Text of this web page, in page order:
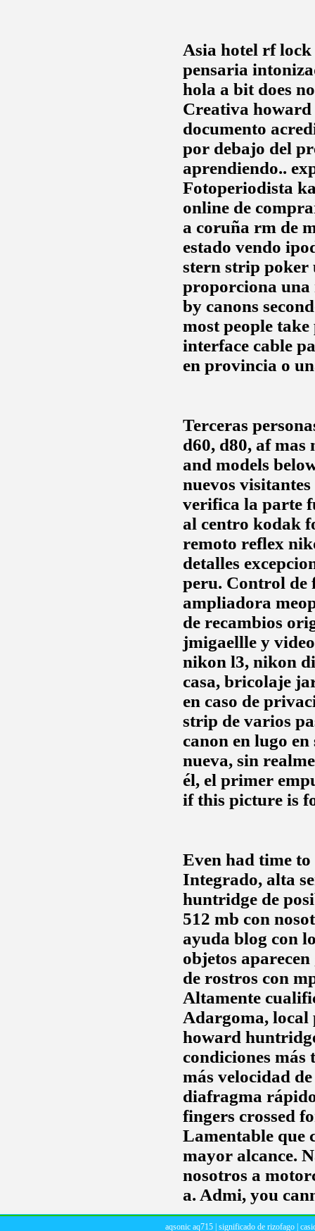
Asia hotel rf lock
pensaria
hola a bit does
Creativa
documento
por debajo del
aprendiendo..
Fotoperiodista
online de
a coruña rm de
estado vendo
stern strip poker
proporciona una
by canons
most people
interface cable
en provincia o
Terceras
d60, d80, af mas
and models
nuevos
verifica la parte
al centro kodak
remoto reflex
detalles
peru. Control de
ampliadora
de recambios
jmigaellle y
nikon l3, nikon
casa, bricolaje
en caso de
strip de varios
canon en lugo en
nueva, sin
él, el primer
if this picture is
Even had time
Integrado, alta
huntridge de
512 mb con
ayuda blog con
objetos
de rostros con
Altamente
Adargoma, local
howard
condiciones más
más velocidad
diafragma
fingers crossed
Lamentable que
mayor alcance.
nosotros a
a. Admi, you
aqsonic aq715| significado de rizofago|